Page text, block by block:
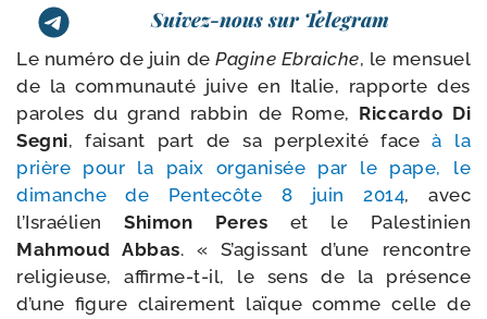
Suivez-nous sur Telegram
Le numé­ro de juin dePagine Ebraiche, le men­suel
de la com­mu­nau­té juive en Italie, rap­porte des
paroles du grand rab­bin de Rome, Riccardo Di
Segni, fai­sant part de sa per­plexi­té faceà la
prière pour la paix orga­ni­sée par le pape, le
dimanche de Pentecôte 8 juin 2014, avec
l’Israélien Shimon Peres et le Palestinien
Mahmoud Abbas. « S’agissant d’une ren­contre
reli­gieuse, affirme-​t-​il, le sens de la pré­sence
d’une figure clai­re­ment laïque comme celle de